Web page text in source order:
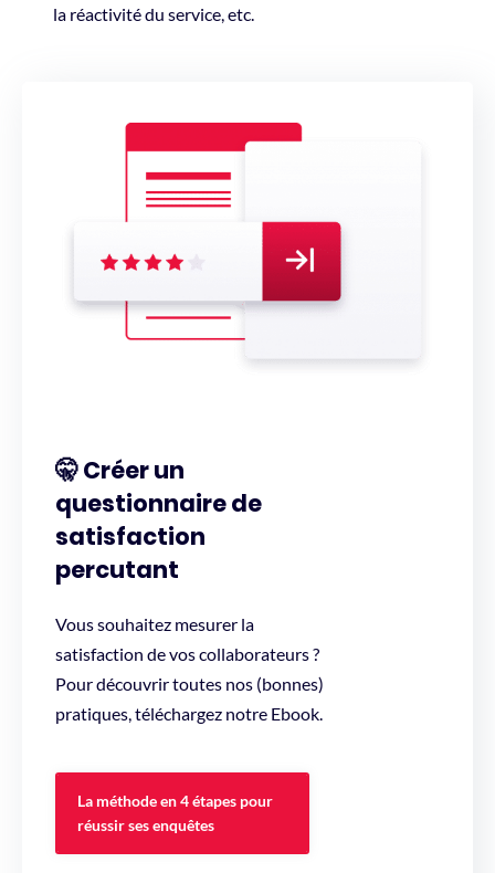
la réactivité du service, etc.
🤫 Créer un
questionnaire de
satisfaction
percutant
Vous souhaitez mesurer la
satisfaction de vos collaborateurs ?
Pour découvrir toutes nos (bonnes)
pratiques, téléchargez notre Ebook.
La méthode en 4 étapes pour
réussir ses enquêtes